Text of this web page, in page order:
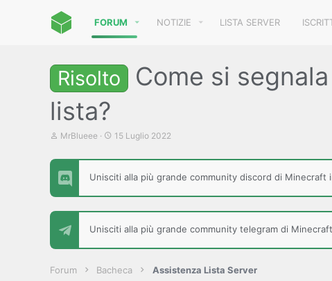
FORUM NOTIZIE LISTA SERVER
Risolto
Come si
lista?
C
e
a
t
e
u
MrBlueee
D
t
d
n
i
z
i
15 Luglio 2022
Unisciti alla più grande community discord di Minecraft
Unisciti alla più grande community telegram di
Forum Bacheca Assistenza Lista Server